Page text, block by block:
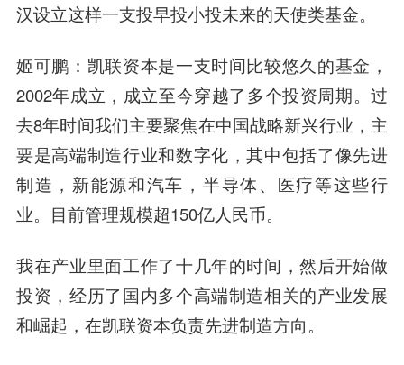
汉设立这样一支投早投小投未来的天使类基金。
姬可鹏：凯联资本是一支时间比较悠久的基金，
2002年成立，成立至今穿越了多个投资周期。过
去8年时间我们主要聚焦在中国战略新兴行业，主
要是高端制造行业和数字化，其中包括了像先进
制造，新能源和汽车，半导体、医疗等这些行
业。目前管理规模超150亿人民币。
我在产业里面工作了十几年的时间，然后开始做
投资，经历了国内多个高端制造相关的产业发展
和崛起，在凯联资本负责先进制造方向。